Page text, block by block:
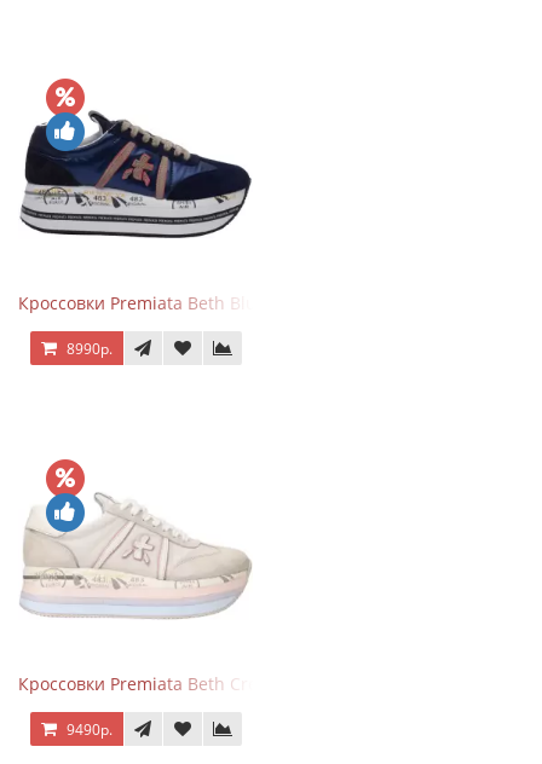
Кроссовки Premiata Beth Blue White
8990р.
Кроссовки Premiata Beth Cream Sand
9490р.